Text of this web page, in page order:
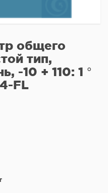
общего
тип,
-10 + 110: 1 °
FL